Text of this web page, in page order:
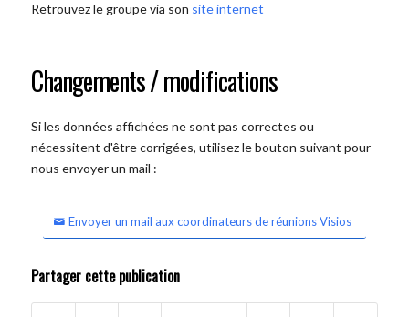
Retrouvez le groupe via son site internet
Changements / modifications
Si les données affichées ne sont pas correctes ou
nécessitent d'être corrigées, utilisez le bouton suivant pour
nous envoyer un mail :
Envoyer un mail aux coordinateurs de réunions Visios
Partager cette publication